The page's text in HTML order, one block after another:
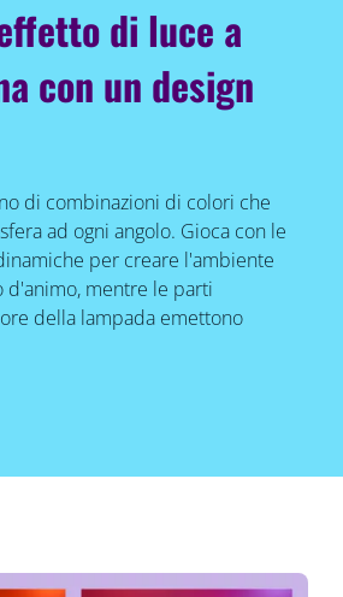
di luce a
con un design
di combinazioni di colori che
ad ogni angolo. Gioca con le
per creare l'ambiente
d'animo, mentre le parti
della lampada emettono